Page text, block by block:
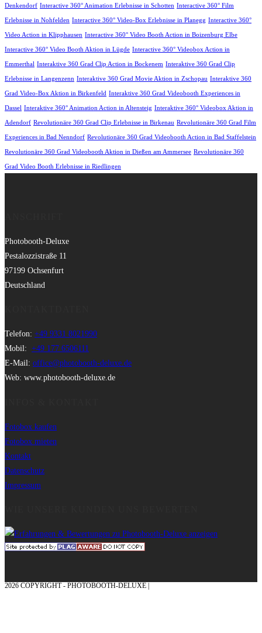
Denkendorf Interactive 360° Animation Erlebnisse in Schotten Interactive 360° Film
Erlebnisse in Nohfelden Interactive 360° Video-Box Erlebnisse in Planegg Interactive 360°
Video Action in Klipphausen Interactive 360° Video Booth Action in Boizenburg Elbe
Interactive 360° Video Booth Aktion in Lügde Interactive 360° Videobox Action in
Emmerthal Interaktive 360 Grad Clip Action in Bockenem Interaktive 360 Grad Clip
Erlebnisse in Langenzenn Interaktive 360 Grad Movie Aktion in Zschopau Interaktive 360
Grad Video-Box Aktion in Birkenfeld Interaktive 360 Grad Videobooth Experiences in
Dassel Interaktive 360° Animation Action in Altensteig Interaktive 360° Videobox Aktion in
Adendorf Revolutionäre 360 Grad Clip Erlebnisse in Birkenau Revolutionäre 360 Grad Film
Experiences in Bad Nenndorf Revolutionäre 360 Grad Videobooth Action in Bad Staffelstein
Revolutionäre 360 Grad Videobooth Aktion in Dießen am Ammersee Revolutionäre 360
Grad Video Booth Erlebnisse in Riedlingen
Photobooth-Deluxe
Pestalozzistraße 11
97199 Ochsenfurt
Deutschland
Telefon: +49 9331 8021990
Mobil: +49 177 6506111
E-Mail: office@photobooth-deluxe.de
Web: www.photobooth-deluxe.de
Fotobox kaufen
Fotobox mieten
Kontakt
Datenschutz
Impressum
2026 COPYRIGHT - PHOTOBOOTH-DELUXE |